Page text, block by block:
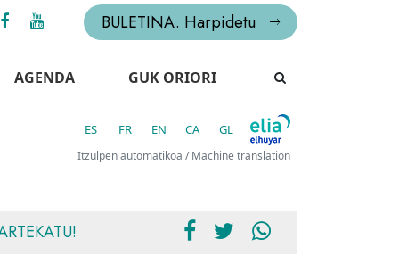
BULETINA. Harpidetu
AGENDA GUK ORIORI
ES FR EN CA GL
Itzulpen automatikoa / Machine translation